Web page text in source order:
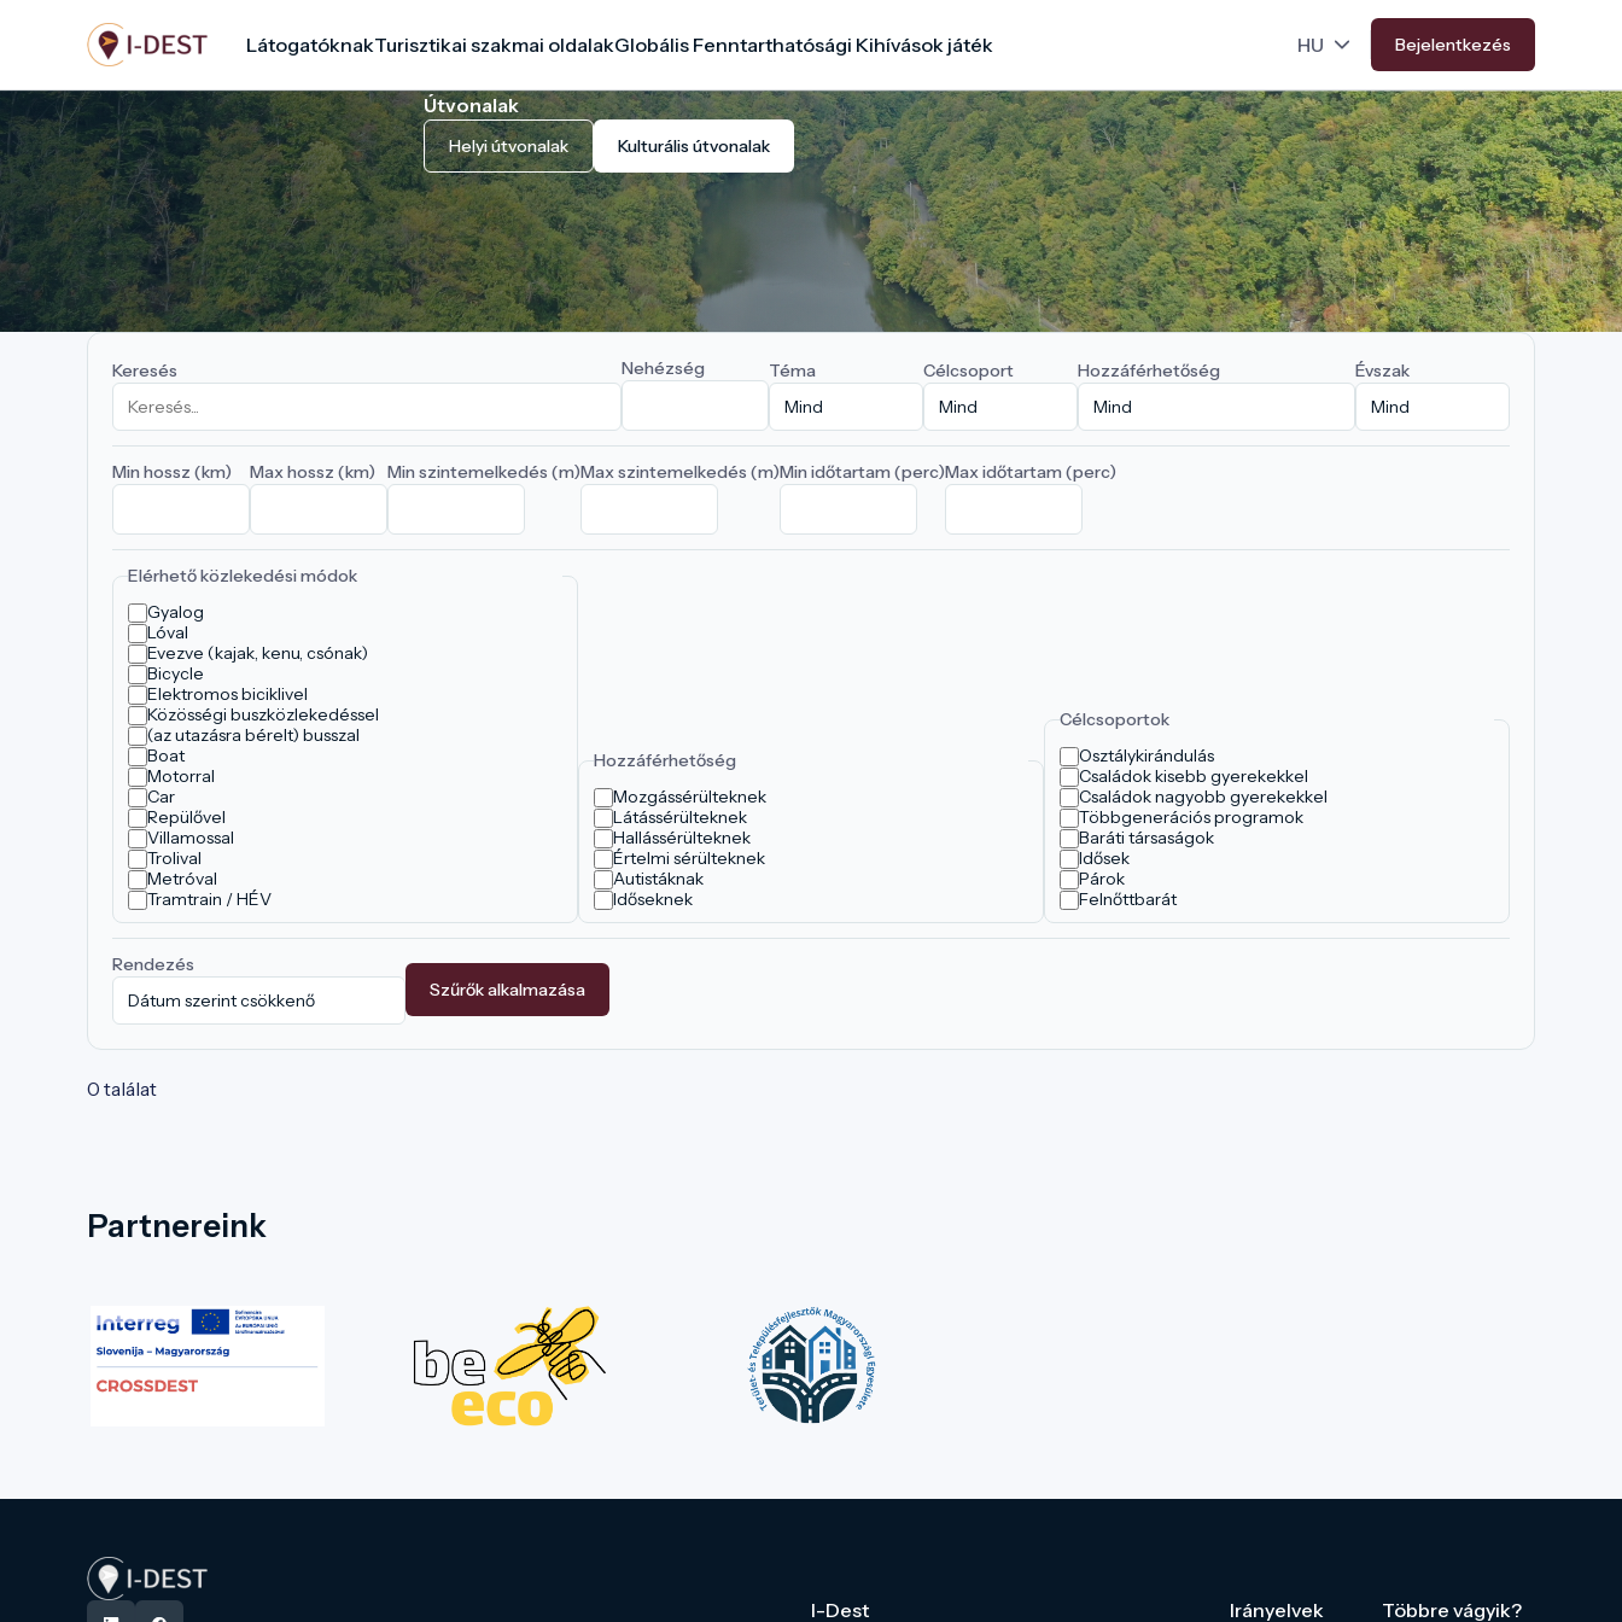
tartalomra
LátogatóknakTurisztikai szakmai oldalakGlobális Fenntarthatósági Kihívások játék Bejelentkezés
Útvonalak
Helyi útvonalak Kulturális útvonalak
Keresés Nehézség Téma Célcsoport Hozzáférhetőség Évszak
Min hossz (km) Max hossz (km) Min szintemelkedés (m)Max szintemelkedés (m)Min időtartam (perc)Max időtartam (perc)
Elérhető közlekedési módok
Gyalog
Lóval
Evezve (kajak, kenu, csónak)
Bicycle
Elektromos biciklivel
Közösségi buszközlekedéssel
(az utazásra bérelt) busszal
Boat
Motorral
Car
Repülővel
Villamossal
Trolival
Metróval
Tramtrain / HÉV
Hozzáférhetőség
Mozgássérülteknek
Látássérülteknek
Hallássérülteknek
Értelmi sérülteknek
Autistáknak
Időseknek
Célcsoportok
Osztálykirándulás
Családok kisebb gyerekekkel
Családok nagyobb gyerekekkel
Többgenerációs programok
Baráti társaságok
Idősek
Párok
Felnőttbarát
Rendezés
Szűrők alkalmazása
0 találat
Partnereink
I-Dest Irányelvek Többre vágyik?